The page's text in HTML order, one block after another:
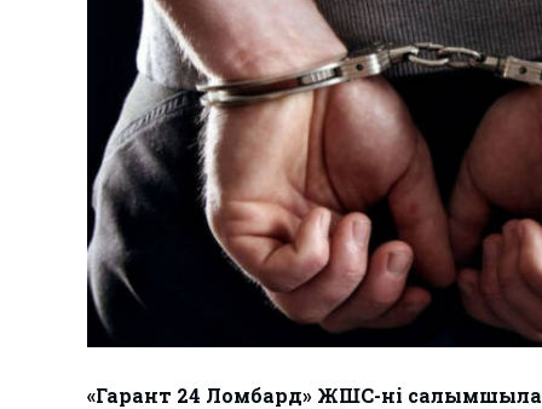
«Гарант 24 Ломбард» ЖШС-нің